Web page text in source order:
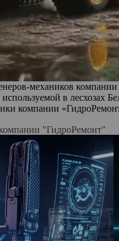
механиков
в лесхозах
компании
"ГидроРемонт"